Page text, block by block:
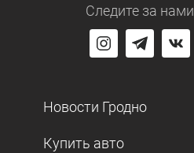
Следите за нами
Новости Гродно
Купить авто